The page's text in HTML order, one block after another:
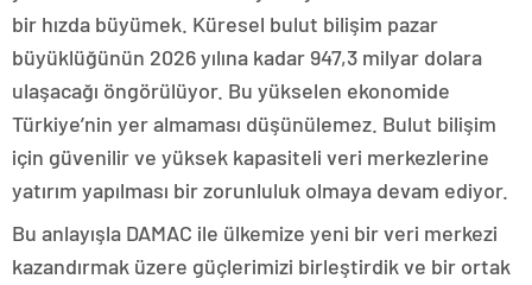
bir hızda büyümek. Küresel bulut bilişim pazar
büyüklüğünün 2026 yılına kadar 947,3 milyar dolara
ulaşacağı öngörülüyor. Bu yükselen ekonomide
Türkiye’nin yer almaması düşünülemez. Bulut bilişim
için güvenilir ve yüksek kapasiteli veri merkezlerine
yatırım yapılması bir zorunluluk olmaya devam ediyor.
Bu anlayışla DAMAC ile ülkemize yeni bir veri merkezi
kazandırmak üzere güçlerimizi birleştirdik ve bir ortak